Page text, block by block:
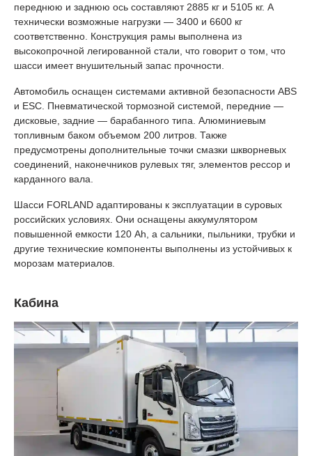
переднюю и заднюю ось составляют 2885 кг и 5105 кг. А
технически возможные нагрузки — 3400 и 6600 кг
соответственно. Конструкция рамы выполнена из
высокопрочной легированной стали, что говорит о том, что
шасси имеет внушительный запас прочности.
Автомобиль оснащен системами активной безопасности ABS
и ESC. Пневматической тормозной системой, передние —
дисковые, задние — барабанного типа. Алюминиевым
топливным баком объемом 200 литров. Также
предусмотрены дополнительные точки смазки шкворневых
соединений, наконечников рулевых тяг, элементов рессор и
карданного вала.
Шасси FORLAND адаптированы к эксплуатации в суровых
российских условиях. Они оснащены аккумулятором
повышенной емкости 120 Аh, а сальники, пыльники, трубки и
другие технические компоненты выполнены из устойчивых к
морозам материалов.
Кабина